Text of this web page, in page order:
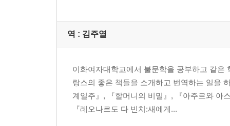
역 : 김주열
이화여자대학교에서 불문학을 공부하고 같은
랑스의 좋은 책들을 소개하고 번역하는 일을
계일주』, 『할머니의 비밀』, 『아주르와 아
『레오나르도 다 빈치:새에게...